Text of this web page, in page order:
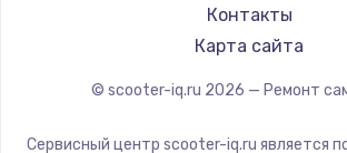
1300 руб.
Заказать
1400 руб.
Контакты
Карта сайта
© scooter-iq.ru 2026 — Ремонт
Сервисный центр scooter-iq.ru является